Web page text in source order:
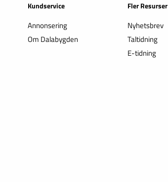
Kundservice
Annonsering
Om Dalabygden
Fler Resurser
Nyhetsbrev
Taltidning
E-tidning